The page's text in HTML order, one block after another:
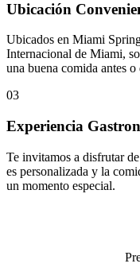
Ubicación
Ubicados en Miami
Internacional de Miami,
una buena comida antes
03
Experiencia
Te invitamos a disfrutar
es personalizada y la
un momento especial.